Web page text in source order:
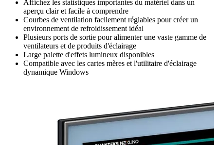
Affichez les statistiques importantes du matériel dans un
aperçu clair et facile à comprendre
Courbes de ventilation facilement réglables pour créer un
environnement de refroidissement idéal
Plusieurs ports de sortie pour alimenter une vaste gamme de
ventilateurs et de produits d'éclairage
Large palette d'effets lumineux disponibles
Compatible avec les cartes mères et l'utilitaire d'éclairage
dynamique Windows